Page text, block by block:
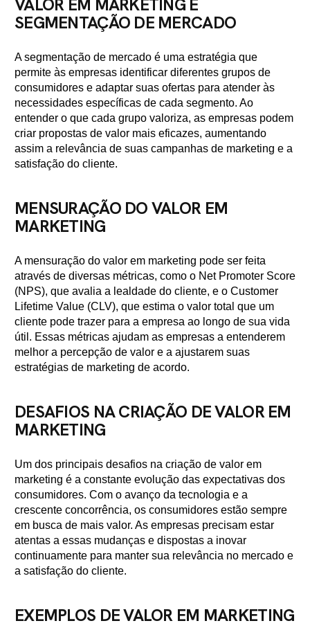
VALOR EM MARKETING E
SEGMENTAÇÃO DE MERCADO
A segmentação de mercado é uma estratégia que
permite às empresas identificar diferentes grupos de
consumidores e adaptar suas ofertas para atender às
necessidades específicas de cada segmento. Ao
entender o que cada grupo valoriza, as empresas podem
criar propostas de valor mais eficazes, aumentando
assim a relevância de suas campanhas de marketing e a
satisfação do cliente.
MENSURAÇÃO DO VALOR EM
MARKETING
A mensuração do valor em marketing pode ser feita
através de diversas métricas, como o Net Promoter Score
(NPS), que avalia a lealdade do cliente, e o Customer
Lifetime Value (CLV), que estima o valor total que um
cliente pode trazer para a empresa ao longo de sua vida
útil. Essas métricas ajudam as empresas a entenderem
melhor a percepção de valor e a ajustarem suas
estratégias de marketing de acordo.
DESAFIOS NA CRIAÇÃO DE VALOR EM
MARKETING
Um dos principais desafios na criação de valor em
marketing é a constante evolução das expectativas dos
consumidores. Com o avanço da tecnologia e a
crescente concorrência, os consumidores estão sempre
em busca de mais valor. As empresas precisam estar
atentas a essas mudanças e dispostas a inovar
continuamente para manter sua relevância no mercado e
a satisfação do cliente.
EXEMPLOS DE VALOR EM MARKETING